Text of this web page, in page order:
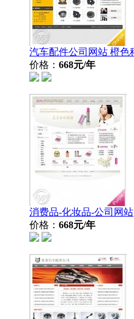
汽车配件公司网站 橙色
价格： 668元/年
消费品-化妆品-公司网站
价格： 668元/年